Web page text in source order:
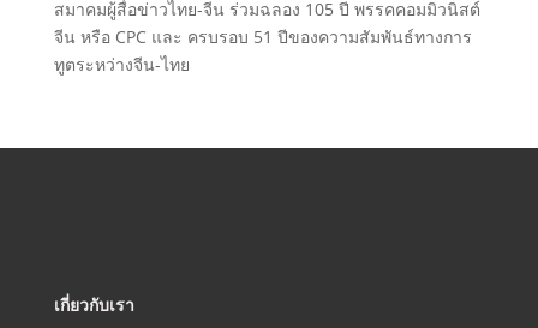
สมาคมผู้สื่อข่าวไทย-จีน ร่วมฉลอง 105 ปี พรรคคอมมิวนิสต์
จีน หรือ CPC และ ครบรอบ 51 ปีของความสัมพันธ์ทางการ
ทูตระหว่างจีน-ไทย
เกี่ยวกับเรา